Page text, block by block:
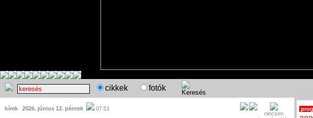
cikkek fotók
hírek 2026. június 12. péntek
07:51
nincsen